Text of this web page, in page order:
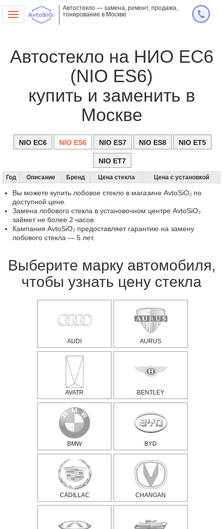
Toggle
Автостекло — замена, ремонт, продажа,
тонирование в Москве
Автостекло на НИО ЕС6
(NIO ES6)
купить и заменить в
Москве
NIO EC6 NIO ES6 NIO ES7 NIO ES8 NIO ET5
NIO ET7
Год Описание Бренд Цена стекла Цена с установкой
Вы можете купить лобовое стекло в магазине AvtoSiO₂ по
доступной цене.
Замена лобового стекла в установочном центре AvtoSiO₂
займет не более 2 часов.
Кампания AvtoSiO₂ предоставляет гарантию на замену
лобового стекла — 5 лет.
Выберите марку автомобиля,
чтобы узнать цену стекла
AUDI AURUS
AVATR BENTLEY
BMW BYD
CADILLAC CHANGAN